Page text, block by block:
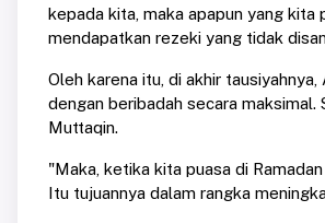
kepada kita, maka apapun yang kita
mendapatkan rezeki yang tidak
Oleh karena itu, di akhir
dengan beribadah secara
Muttaqin.
"Maka, ketika kita puasa di
Itu tujuannya dalam rangka